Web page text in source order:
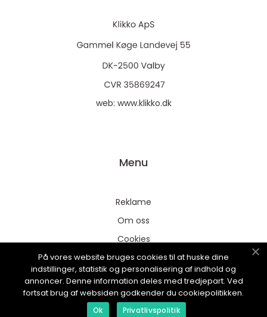
web: www.klikko.dk
Menu
Reklame
Om oss
Cookies
Kontakt Oss
Sitemap
På vores website bruges cookies til at huske dine
indstillinger, statistik og personalisering af indhold og
annoncer. Denne information deles med tredjepart. Ved
fortsat brug af websiden godkender du cookiepolitikken.
Ok Privatlivspolitik